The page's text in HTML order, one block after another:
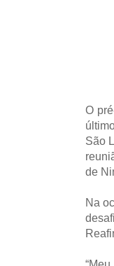
O
São
de
Na